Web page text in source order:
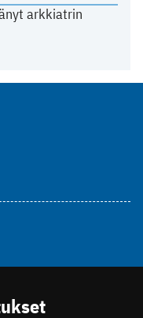
arkkiatrin